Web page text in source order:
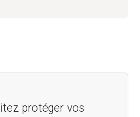
protéger vos